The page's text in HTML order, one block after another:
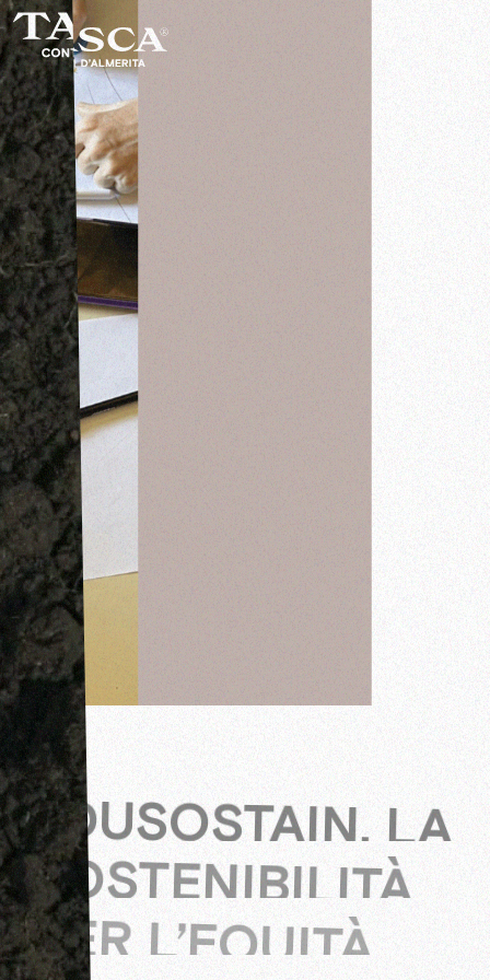
EDUSOSTAIN, LA
SOSTENIBILITÀ
PER L’EQUITÀ